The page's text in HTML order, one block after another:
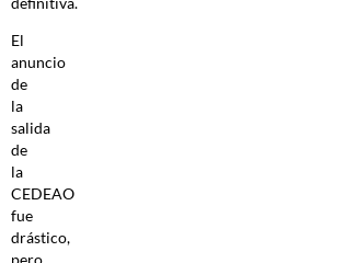
El
anuncio
de
la
salida
de
la
CEDEAO
fue
drástico,